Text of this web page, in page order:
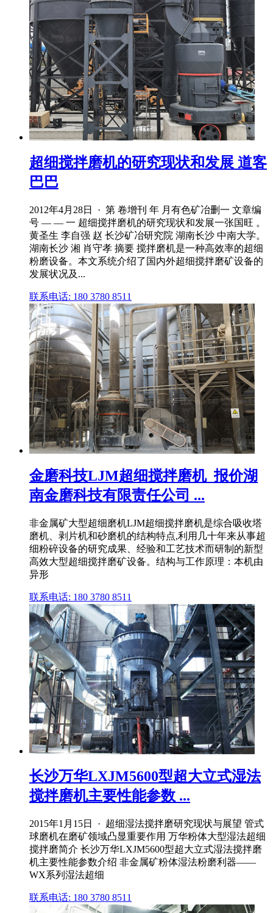
超细搅拌磨机的研究现状和发展 道客
巴巴
2012年4月28日 · 第 卷增刊 年 月有色矿冶删一 文章编
号 — — 一 超细搅拌磨机的研究现状和发展一张国旺 。
黄圣生 李自强 赵 长沙矿冶研究院 湖南长沙 中南大学。
湖南长沙 湘 肖守孝 摘要 搅拌磨机是一种高效率的超细
粉磨设备。本文系统介绍了国内外超细搅拌磨矿设备的
发展状况及...
联系电话: 180 3780 8511
金磨科技LJM超细搅拌磨机_报价湖
南金磨科技有限责任公司 ...
非金属矿大型超细磨机LJM超细搅拌磨机是综合吸收塔
磨机、剥片机和砂磨机的结构特点,利用几十年来从事超
细粉碎设备的研究成果、经验和工艺技术而研制的新型
高效大型超细搅拌磨矿设备。结构与工作原理：本机由
异形
联系电话: 180 3780 8511
长沙万华LXJM5600型超大立式湿法
搅拌磨机主要性能参数 ...
2015年1月15日 · 超细湿法搅拌磨研究现状与展望 管式
球磨机在磨矿领域凸显重要作用 万华粉体大型湿法超细
搅拌磨简介 长沙万华LXJM5600型超大立式湿法搅拌磨
机主要性能参数介绍 非金属矿粉体湿法粉磨利器——
WX系列湿法超细
联系电话: 180 3780 8511